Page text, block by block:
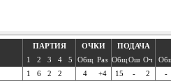
ПАРТИЯ ОЧКИ ПОДАЧА
1
2 3 4 5 Общ Раз ОбщОш Оч
1 6 2 2 4 +4 15 - 2 -